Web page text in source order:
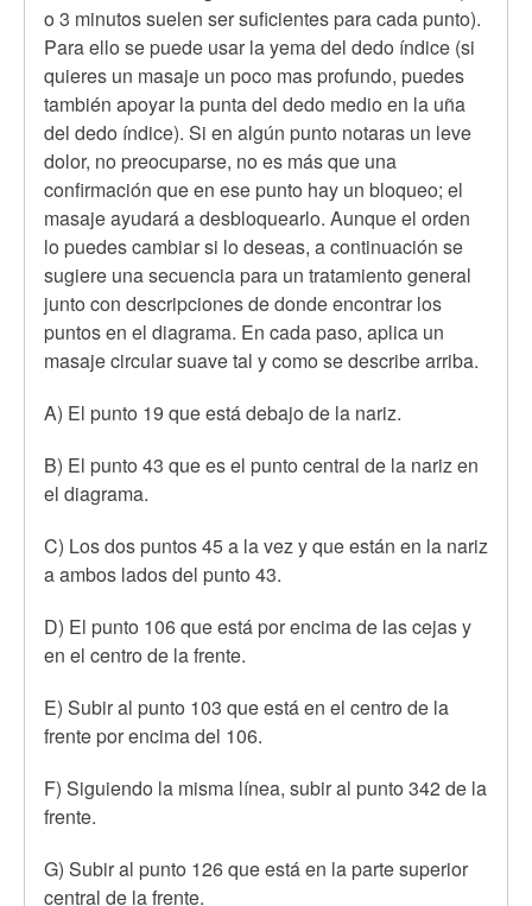
o 3 minutos suelen ser suficientes para cada punto).
Para ello se puede usar la yema del dedo índice (si
quieres un masaje un poco mas profundo, puedes
también apoyar la punta del dedo medio en la uña
del dedo índice). Si en algún punto notaras un leve
dolor, no preocuparse, no es más que una
confirmación que en ese punto hay un bloqueo; el
masaje ayudará a desbloquearlo. Aunque el orden
lo puedes cambiar si lo deseas, a continuación se
sugiere una secuencia para un tratamiento general
junto con descripciones de donde encontrar los
puntos en el diagrama. En cada paso, aplica un
masaje circular suave tal y como se describe arriba.
A) El punto 19 que está debajo de la nariz.
B) El punto 43 que es el punto central de la nariz en
el diagrama.
C) Los dos puntos 45 a la vez y que están en la nariz
a ambos lados del punto 43.
D) El punto 106 que está por encima de las cejas y
en el centro de la frente.
E) Subir al punto 103 que está en el centro de la
frente por encima del 106.
F) Siguiendo la misma línea, subir al punto 342 de la
frente.
G) Subir al punto 126 que está en la parte superior
central de la frente.